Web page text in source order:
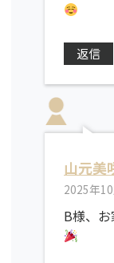
返信
山元美
2025年
B様、